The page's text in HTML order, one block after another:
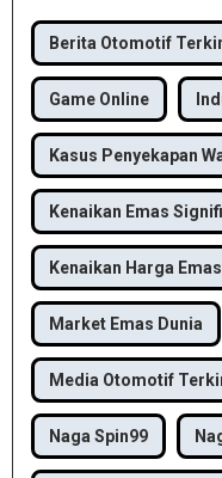
Berita Otomotif
Game Online
Kasus Penyekapan
Kenaikan Emas
Kenaikan Harga
Market Emas Dunia
Media Otomotif
Naga Spin99